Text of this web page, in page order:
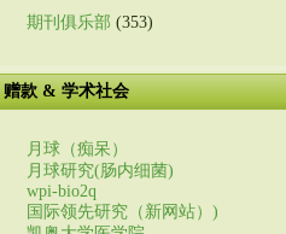
期刊俱乐部 (353)
赠款 & 学术社会
月球（痴呆）
月球研究(肠内细菌)
wpi-bio2q
国际领先研究（新网站）)